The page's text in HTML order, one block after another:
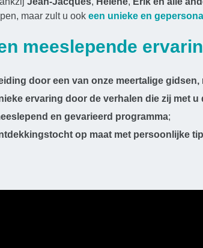
maar zult u ookeen unieke en
meeslepende
door een van onze meertalige
ervaring door de verhalen die zij met u
en gevarieerd programma;
op maat met persoonlijke